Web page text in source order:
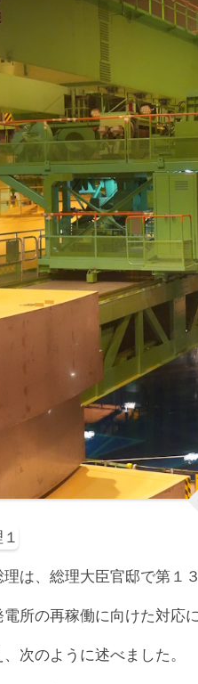
は、総理大臣官邸で第１
所の再稼働に向けた対応
次のように述べました。